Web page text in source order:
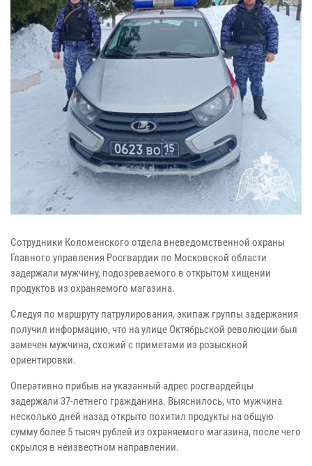
Сотрудники Коломенского отдела вневедомственной охраны
Главного управления Росгвардии по Московской области
задержали мужчину, подозреваемого в открытом хищении
продуктов из охраняемого магазина.
Следуя по маршруту патрулирования, экипаж группы задержания
получил информацию, что на улице Октябрьской революции был
замечен мужчина, схожий с приметами из розыскной
ориентировки.
Оперативно прибыв на указанный адрес росгвардейцы
задержали 37-летнего гражданина. Выяснилось, что мужчина
несколько дней назад открыто похитил продукты на общую
сумму более 5 тысяч рублей из охраняемого магазина, после чего
скрылся в неизвестном направлении.